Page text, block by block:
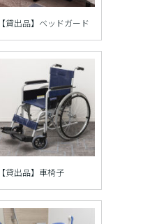
【貸出品】ベッドガード
【貸出品】車椅子